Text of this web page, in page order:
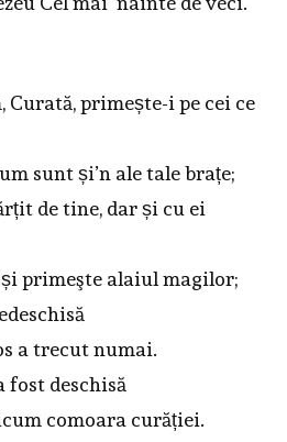
Curată, primește-i pe cei ce
sunt și’n ale tale brațe;
de tine, dar și cu ei
primeşte alaiul magilor;
a trecut numai.
fost deschisă
comoara curăției.